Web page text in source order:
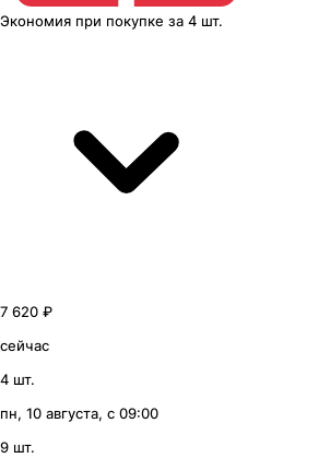
Экономия при покупке за 4 шт.
7 620 ₽
сейчас
4 шт.
пн, 10 августа, с 09:00
9 шт.